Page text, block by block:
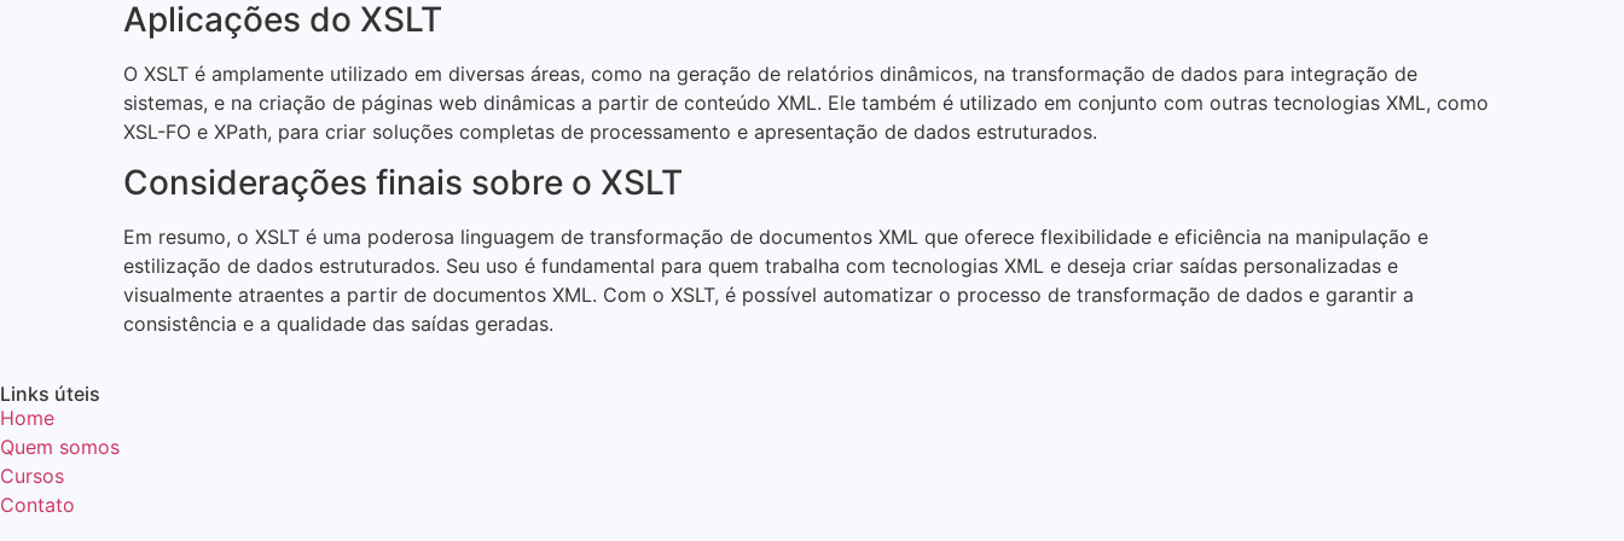
Aplicações do XSLT
O XSLT é amplamente utilizado em diversas áreas, como na geração de relatórios dinâmicos, na transformação de dados para integração de
sistemas, e na criação de páginas web dinâmicas a partir de conteúdo XML. Ele também é utilizado em conjunto com outras tecnologias XML, como
XSL-FO e XPath, para criar soluções completas de processamento e apresentação de dados estruturados.
Considerações finais sobre o XSLT
Em resumo, o XSLT é uma poderosa linguagem de transformação de documentos XML que oferece flexibilidade e eficiência na manipulação e
estilização de dados estruturados. Seu uso é fundamental para quem trabalha com tecnologias XML e deseja criar saídas personalizadas e
visualmente atraentes a partir de documentos XML. Com o XSLT, é possível automatizar o processo de transformação de dados e garantir a
consistência e a qualidade das saídas geradas.
Links úteis
Home
Quem somos
Cursos
Contato